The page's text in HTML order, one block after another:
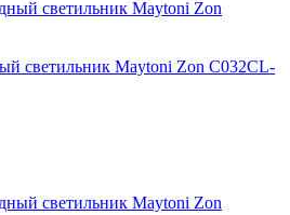
светильник Maytoni Zon C032CL-